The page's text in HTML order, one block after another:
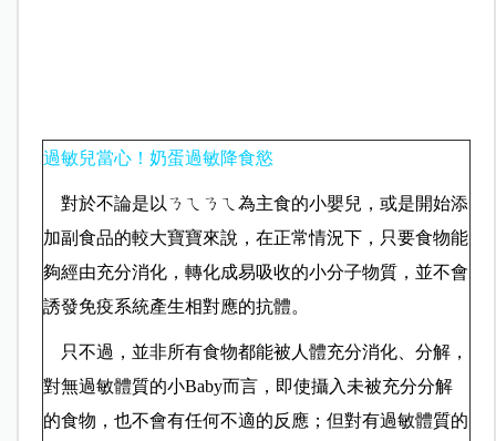
過敏兒當心！奶蛋過敏降食慾
對於不論是以ㄋㄟㄋㄟ為主食的小嬰兒，或是開始添
加副食品的較大寶寶來說，在正常情況下，只要食物能
夠經由充分消化，轉化成易吸收的小分子物質，並不會
誘發免疫系統產生相對應的抗體。
只不過，並非所有食物都能被人體充分消化、分解，
對無過敏體質的小Baby而言，即使攝入未被充分分解
的食物，也不會有任何不適的反應；但對有過敏體質的